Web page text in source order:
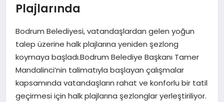
SIYASET
MAGAZIN
KÖŞE YAZILARI
Plajlarında
Bodrum Belediyesi, vatandaşlardan gelen yoğun
talep üzerine halk plajlarına yeniden şezlong
koymaya başladı.Bodrum Belediye Başkanı Tamer
Mandalinci’nin talimatıyla başlayan çalışmalar
kapsamında vatandaşların rahat ve konforlu bir tatil
geçirmesi için halk plajlarına şezlonglar yerleştiriliyor.